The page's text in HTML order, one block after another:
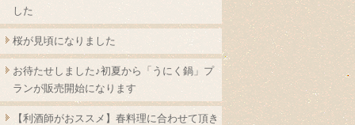
した
桜が見頃になりました
お待たせしました♪初夏から「うにく鍋」プ
ランが販売開始になります
【利酒師がおススメ】春料理に合わせて頂き